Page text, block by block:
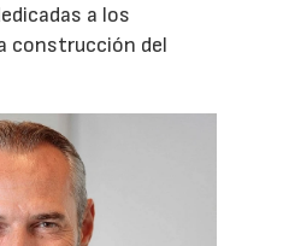
a los
construcción del